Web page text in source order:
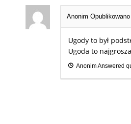
Anonim
Ugody to był
Ugoda to
AnonimAnswered